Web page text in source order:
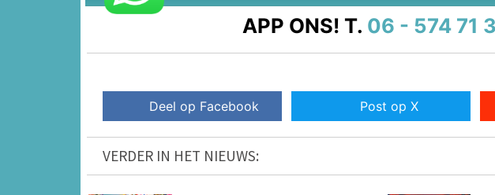
APP ONS! T. 06 - 574 71
Deel op Facebook Post op X
VERDER IN HET NIEUWS: